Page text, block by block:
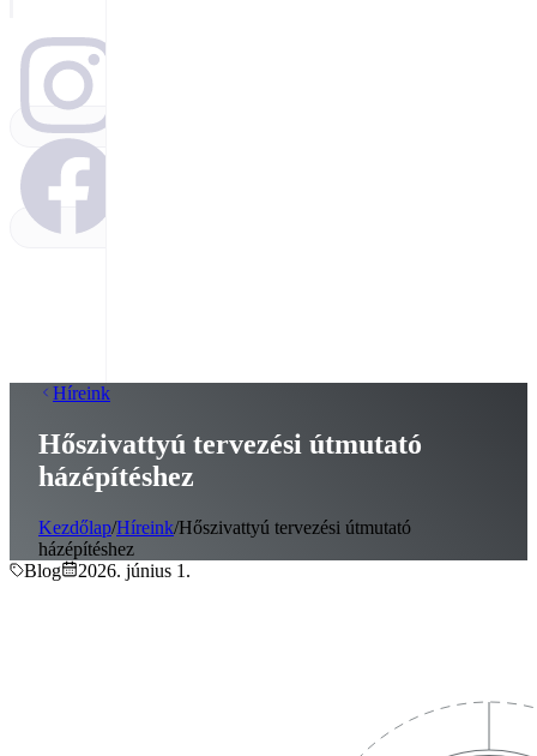
Híreink
Hőszivattyú tervezési útmutató
házépítéshez
Kezdőlap/Híreink/Hőszivattyú tervezési útmutató
házépítéshez
Blog
2026. június 1.